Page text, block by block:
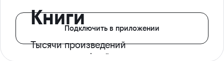
Книги
Тысячи произведений
с доступом офлайн
Подключить в приложении